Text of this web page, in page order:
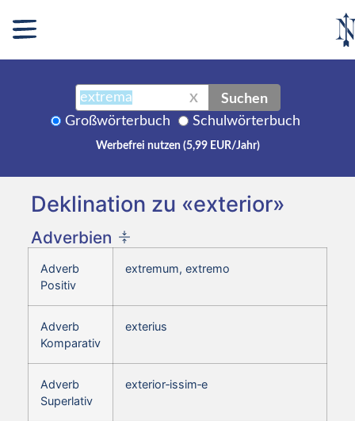
X Suchen
Großwörterbuch Schulwörterbuch
Werbefrei nutzen (5,99 EUR/Jahr)
Deklination zu «exterior»
Adverbien
Adverb
Positiv
extremum, extremo
Adverb
Komparativ
exterius
Adverb
Superlativ
exterior‑issim‑e